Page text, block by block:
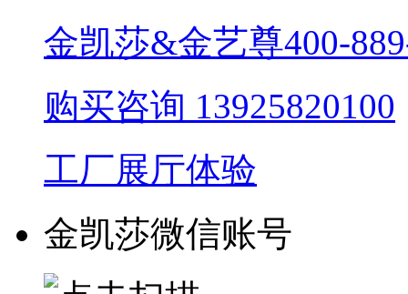
金凯莎&金艺尊400-
购买咨询 13925820100
工厂展厅体验
金凯莎微信账号